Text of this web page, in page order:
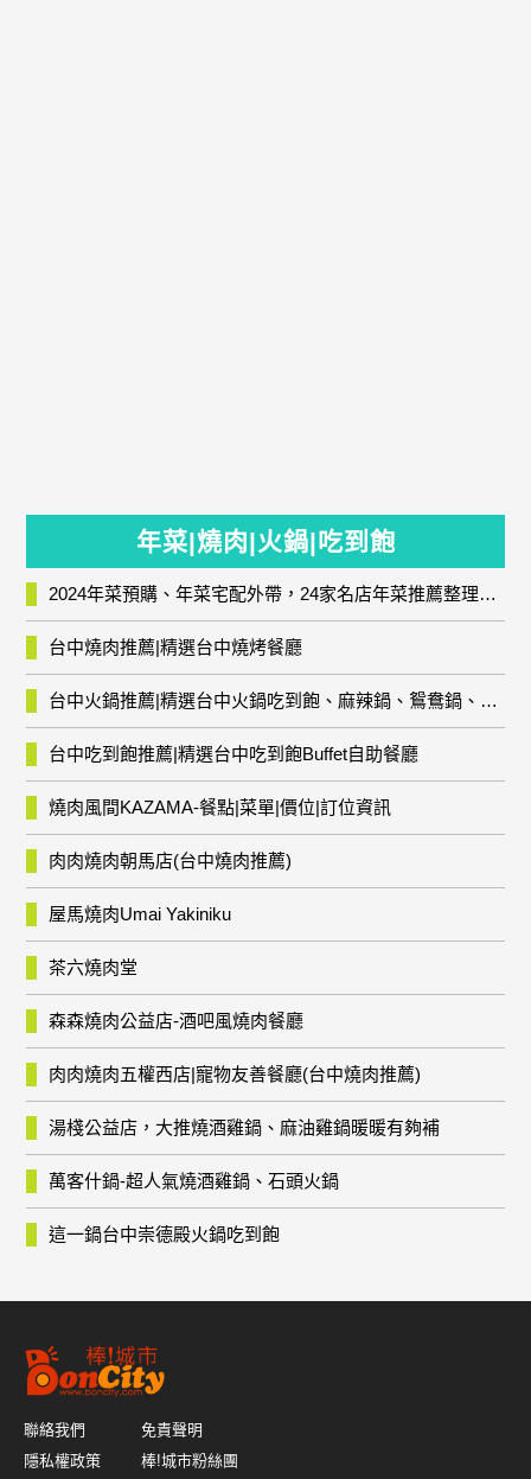
年菜|燒肉|火鍋|吃到飽
2024年菜預購、年菜宅配外帶，24家名店年菜推薦整理，圍爐輕鬆上菜團圓趣
台中燒肉推薦|精選台中燒烤餐廳
台中火鍋推薦|精選台中火鍋吃到飽、麻辣鍋、鴛鴦鍋、石頭火鍋、酸菜白肉鍋、海鮮鍋、燒酒雞、麻油雞、壽喜燒等熱門人氣火鍋店!
台中吃到飽推薦|精選台中吃到飽Buffet自助餐廳
燒肉風間KAZAMA-餐點|菜單|價位|訂位資訊
肉肉燒肉朝馬店(台中燒肉推薦)
屋馬燒肉Umai Yakiniku
茶六燒肉堂
森森燒肉公益店-酒吧風燒肉餐廳
肉肉燒肉五權西店|寵物友善餐廳(台中燒肉推薦)
湯棧公益店，大推燒酒雞鍋、麻油雞鍋暖暖有夠補
萬客什鍋-超人氣燒酒雞鍋、石頭火鍋
這一鍋台中崇德殿火鍋吃到飽
聯絡我們
免責聲明
隱私權政策
棒!城市粉絲團